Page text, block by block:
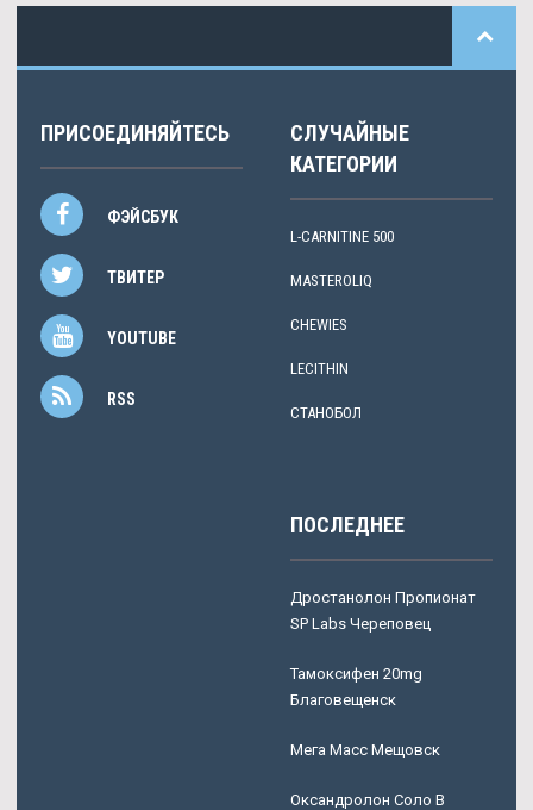
ПРИСОЕДИНЯЙТЕСЬ
ФЭЙСБУК
ТВИТЕР
YOUTUBE
RSS
СЛУЧАЙНЫЕ
КАТЕГОРИИ
L-CARNITINE 500
MASTEROLIQ
CHEWIES
LECITHIN
СТАНОБОЛ
ПОСЛЕДНЕЕ
Дростанолон Пропионат
SP Labs Череповец
Тамоксифен 20mg
Благовещенск
Мега Масс Мещовск
Оксандролон Соло В